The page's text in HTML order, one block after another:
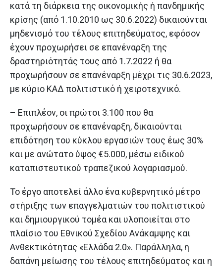
κατά τη διάρκεια της οικονομικής ή πανδημικής
κρίσης (από 1.10.2010 ως 30.6.2022) δικαιούνται
μηδενισμό του τέλους επιτηδεύματος, εφόσον
έχουν προχωρήσει σε επανέναρξη της
δραστηριότητάς τους από 1.7.2022 ή θα
προχωρήσουν σε επανέναρξη μέχρι τις 30.6.2023,
με κύριο ΚΑΔ πολιτιστικό ή χειροτεχνικό.
– Επιπλέον, οι πρώτοι 3.100 που θα
προχωρήσουν σε επανέναρξη, δικαιούνται
επιδότηση του κύκλου εργασιών τους έως 30%
και με ανώτατο ύψος €5.000, μέσω ειδικού
καταπιστευτικού τραπεζικού λογαριασμού.
Το έργο αποτελεί άλλο ένα κυβερνητικό μέτρο
στήριξης των επαγγελματιών του πολιτιστικού
και δημιουργικού τομέα και υλοποιείται στο
πλαίσιο του Εθνικού Σχεδίου Ανάκαμψης και
Ανθεκτικότητας «Ελλάδα 2.0». Παράλληλα, η
δαπάνη μείωσης του τέλους επιτηδεύματος και η